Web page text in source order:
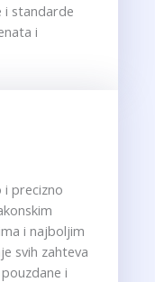
i standarde
i
i precizno
i najboljim
svih zahteva
i